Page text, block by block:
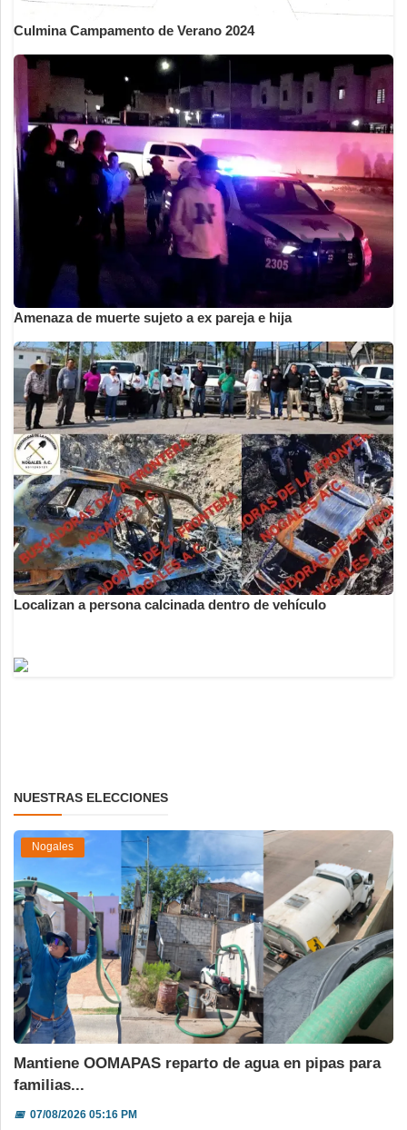
Culmina Campamento de Verano 2024
Amenaza de muerte sujeto a ex pareja e hija
Localizan a persona calcinada dentro de vehículo
NUESTRAS ELECCIONES
Nogales
Mantiene OOMAPAS reparto de agua en pipas para
familias...
📅07/08/2026 05:16 PM